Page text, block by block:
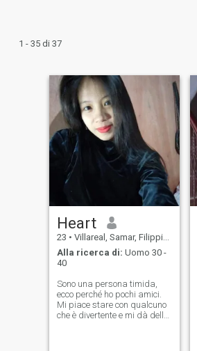
1 - 35 di 37
Heart
23 • Villareal, Samar, Filippine
Alla ricerca di: Uomo 30 -
40
Sono una persona timida,
ecco perché ho pochi amici.
Mi piace stare con qualcuno
che è divertente e mi dà delle